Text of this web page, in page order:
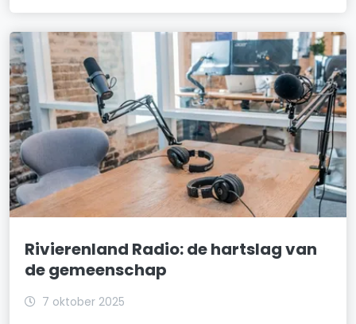
Rivierenland Radio: de hartslag van
de gemeenschap
7 oktober 2025